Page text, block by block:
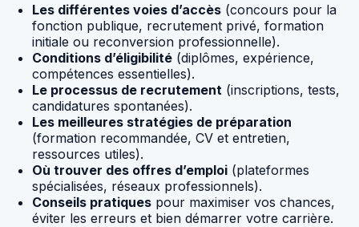
Les différentes voies d’accès (concours pour la
fonction publique, recrutement privé, formation
initiale ou reconversion professionnelle).
Conditions d’éligibilité (diplômes, expérience,
compétences essentielles).
Le processus de recrutement (inscriptions, tests,
candidatures spontanées).
Les meilleures stratégies de préparation
(formation recommandée, CV et entretien,
ressources utiles).
Où trouver des offres d’emploi (plateformes
spécialisées, réseaux professionnels).
Conseils pratiques pour maximiser vos chances,
éviter les erreurs et bien démarrer votre carrière.